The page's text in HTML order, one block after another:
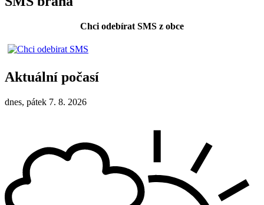
Chci odebírat SMS z obce
Aktuální počasí
dnes, pátek 7. 8. 2026